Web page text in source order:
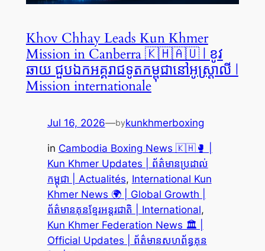
Khov Chhay Leads Kun Khmer
Mission in Canberra 🇰🇭🇦🇺 | ខូវ
ឆាយ ជួបឯកអគ្គរាជទូតកម្ពុជានៅអូស្ត្រាលី |
Mission internationale
Jul 16, 2026—bykunkhmerboxing
in Cambodia Boxing News 🇰🇭🥊 |
Kun Khmer Updates | ព័ត៌មានប្រដាល់
កម្ពុជា | Actualités, International Kun
Khmer News 🌍 | Global Growth |
ព័ត៌មានគុនខ្មែរអន្តរជាតិ | International
Kun Khmer Federation News 🏛️ |
Official Updates | ព័ត៌មានសហព័ន្ធគុន